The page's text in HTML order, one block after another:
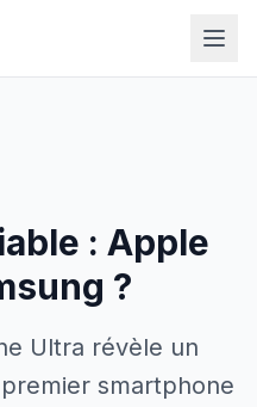
: Apple
?
Ultra révèle un
smartphone